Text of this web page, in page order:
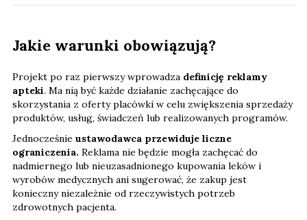
Jakie warunki obowiązują?
Projekt po raz pierwszy wprowadza definicję reklamy
apteki. Ma nią być każde działanie zachęcające do
skorzystania z oferty placówki w celu zwiększenia sprzedaży
produktów, usług, świadczeń lub realizowanych programów.
Jednocześnie ustawodawca przewiduje liczne
ograniczenia. Reklama nie będzie mogła zachęcać do
nadmiernego lub nieuzasadnionego kupowania leków i
wyrobów medycznych ani sugerować, że zakup jest
konieczny niezależnie od rzeczywistych potrzeb
zdrowotnych pacjenta.